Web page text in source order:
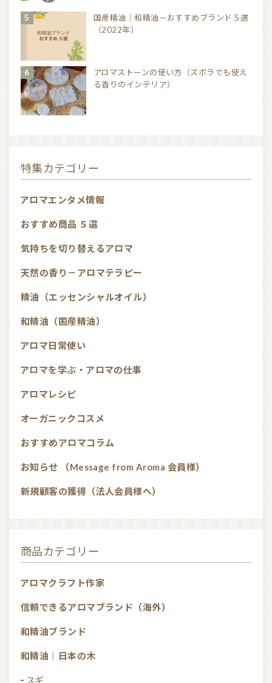
国産精油｜和精油－おすすめブランド５選
（2022年）
アロマストーンの使い方（ズボラでも使え
る香りのインテリア）
特集カテゴリー
アロマエンタメ情報
おすすめ商品 ５選
気持ちを切り替えるアロマ
天然の香り－アロマテラピー
精油（エッセンシャルオイル）
和精油（国産精油）
アロマ日常使い
アロマを学ぶ・アロマの仕事
アロマレシピ
オーガニックコスメ
おすすめアロマコラム
お知らせ （Message from Aroma 会員様）
新規顧客の獲得（法人会員様へ）
商品カテゴリー
アロマクラフト作家
信頼できるアロマブランド（海外）
和精油ブランド
和精油｜日本の木
スギ